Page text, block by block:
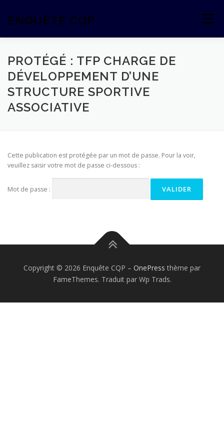
contenu
ENQUÊTE CQP Menu
PROTÉGÉ : TFP CHARGE DE
DÉVELOPPEMENT D’UNE
STRUCTURE SPORTIVE
ASSOCIATIVE
Cette publication est protégée par un mot de passe. Pour la voir,
veuillez saisir votre mot de passe ci-dessous :
Mot de passe :
Copyright © 2026 Enquête CQP – OnePress thème par
FameThemes. Traduit par Wp Trads.